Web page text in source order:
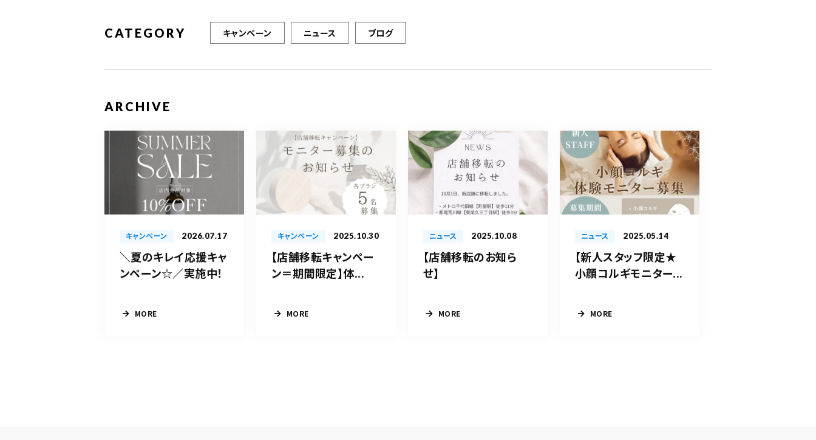
CATEGORY キャンペーン ニュース ブログ
ARCHIVE
キャンペーン 2026.07.17
＼夏のキレイ応援キャ
ンペーン☆／実施中！
MORE
キャンペーン 2025.10.30
【店舗移転キャンペー
ン＝期間限定】体...
MORE
ニュース 2025.10.08
【店舗移転のお知ら
せ】
MORE
ニュース 2025.05.14
【新人スタッフ限定★
小顔コルギモニター...
MORE